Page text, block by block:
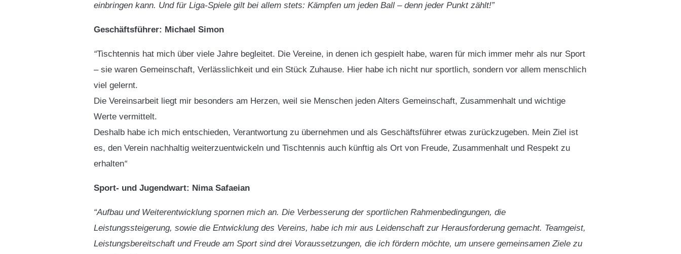
einbringen kann. Und für Liga-Spiele gilt bei allem stets: Kämpfen um jeden Ball – denn jeder Punkt zählt!”
Geschäftsführer: Michael Simon
“Tischtennis hat mich über viele Jahre begleitet. Die Vereine, in denen ich gespielt habe, waren für mich immer mehr als nur Sport
– sie waren Gemeinschaft, Verlässlichkeit und ein Stück Zuhause. Hier habe ich nicht nur sportlich, sondern vor allem menschlich
viel gelernt.
Die Vereinsarbeit liegt mir besonders am Herzen, weil sie Menschen jeden Alters Gemeinschaft, Zusammenhalt und wichtige
Werte vermittelt.
Deshalb habe ich mich entschieden, Verantwortung zu übernehmen und als Geschäftsführer etwas zurückzugeben. Mein Ziel ist
es, den Verein nachhaltig weiterzuentwickeln und Tischtennis auch künftig als Ort von Freude, Zusammenhalt und Respekt zu
erhalten“
Sport- und Jugendwart: Nima Safaeian
“Aufbau und Weiterentwicklung spornen mich an. Die Verbesserung der sportlichen Rahmenbedingungen, die
Leistungssteigerung, sowie die Entwicklung des Vereins, habe ich mir aus Leidenschaft zur Herausforderung gemacht. Teamgeist,
Leistungsbereitschaft und Freude am Sport sind drei Voraussetzungen, die ich fördern möchte, um unsere gemeinsamen Ziele zu